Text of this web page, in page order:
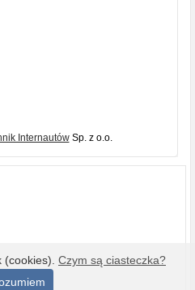
InternautówSp. z o.o.
(cookies). Czym są ciasteczka?